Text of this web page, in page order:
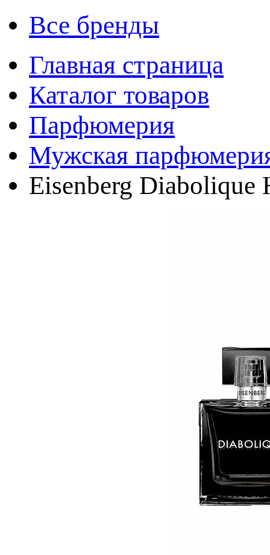
Все бренды
Главная страница
Каталог товаров
Парфюмерия
Мужская
Eisenberg Diabolique